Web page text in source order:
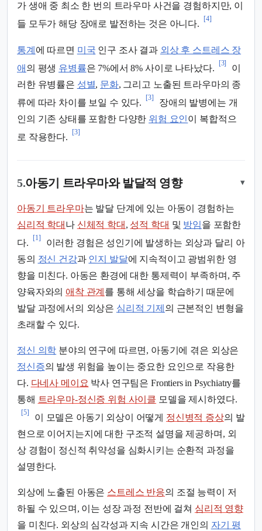
가 생애 중 최소 한 번의 트라우마 사건을 경험하지만, 이
들 모두가 해당 장애로 발전하는 것은 아니다.
[4]
통계 에 따르면 미국 인구 조사 결과 외상 후 스트레스 장
애 의 평생 유병률은 7%에서 8% 사이로 나타났다.
[3]
이
러한 유병률은 성별, 문화, 그리고 노출된 트라우마의 종
류에 따라 차이를 보일 수 있다.
[3]
장애의 발병에는 개
인의 기존 상태를 포함한 다양한 위험 요인이 복합적으
로 작용한다.
[3]
5.아동기 트라우마와 발달적 영향 ▾
아동기 트라우마는 발달 단계에 있는 아동이 경험하는
심리적 학대 나 신체적 학대 , 성적 학대 및 방임을 포함한
다.
[1]
이러한 경험은 성인기에 발생하는 외상과 달리 아
동의 정신 건강과 인지 발달에 지속적이고 광범위한 영
향을 미친다. 아동은 환경에 대한 통제력이 부족하며, 주
양육자와의 애착 관계 를 통해 세상을 학습하기 때문에
발달 과정에서의 외상은 심리적 기제 의 근본적인 변형을
초래할 수 있다.
정신 의학 분야의 연구에 따르면, 아동기에 겪은 외상은
정신증의 발생 위험을 높이는 중요한 요인으로 작용한
다. 다네사 메이요 박사 연구팀은 Frontiers in Psychiatry를
통해 트라우마-정신증 위험 사이클 모델을 제시하였다.
[5]
이 모델은 아동기 외상이 어떻게 정신병적 증상의 발
현으로 이어지는지에 대한 구조적 설명을 제공하며, 외
상 경험이 정신적 취약성을 심화시키는 순환적 과정을
설명한다.
외상에 노출된 아동은 스트레스 반응의 조절 능력이 저
하될 수 있으며, 이는 성장 과정 전반에 걸쳐 심리적 영향
을 미친다. 외상의 심각성과 지속 시간은 개인의 자기 평